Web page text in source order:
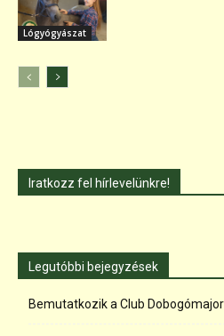
Lógyógyászat
Iratkozz fel hírlevelünkre!
Legutóbbi bejegyzések
Bemutatkozik a Club